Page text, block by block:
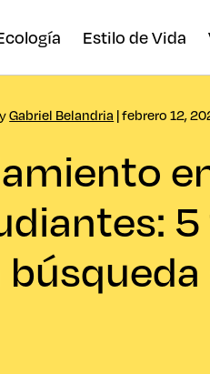
Estilo de Vida
Gabriel Belandria | febrero 12,